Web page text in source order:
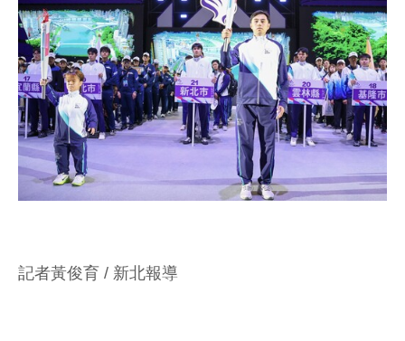
記者黃俊育 / 新北報導